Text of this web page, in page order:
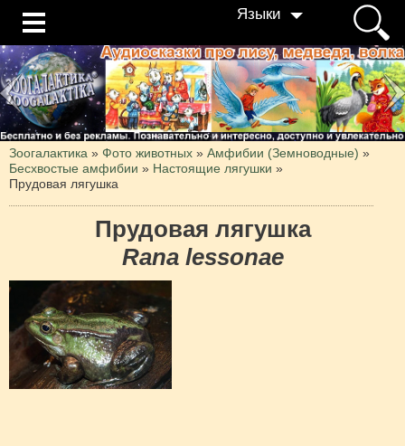
Языки
Зоогалактика » Фото животных » Амфибии (Земноводные) »
Бесхвостые амфибии » Настоящие лягушки »
Прудовая лягушка
Прудовая лягушка
Rana lessonae